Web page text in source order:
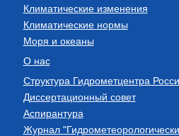
Климатические изменения
Климатические нормы
Моря и океаны
О нас
Структура Гидрометцентра
Диссертационный совет
Аспирантура
Журнал